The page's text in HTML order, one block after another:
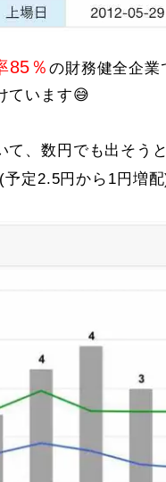
85％の財務健全企業
ています😅
て、数円でも出そう
定2.5円から1円増